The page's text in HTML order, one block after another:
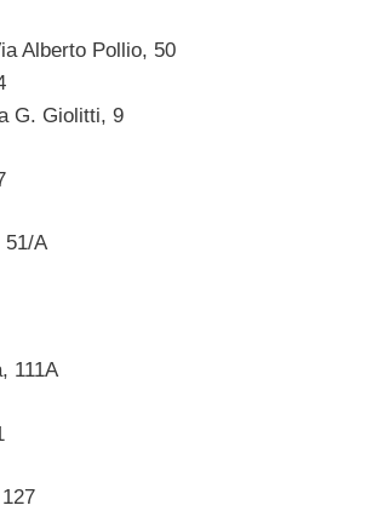
Alberto Pollio, 50
G. Giolitti, 9
51/A
111A